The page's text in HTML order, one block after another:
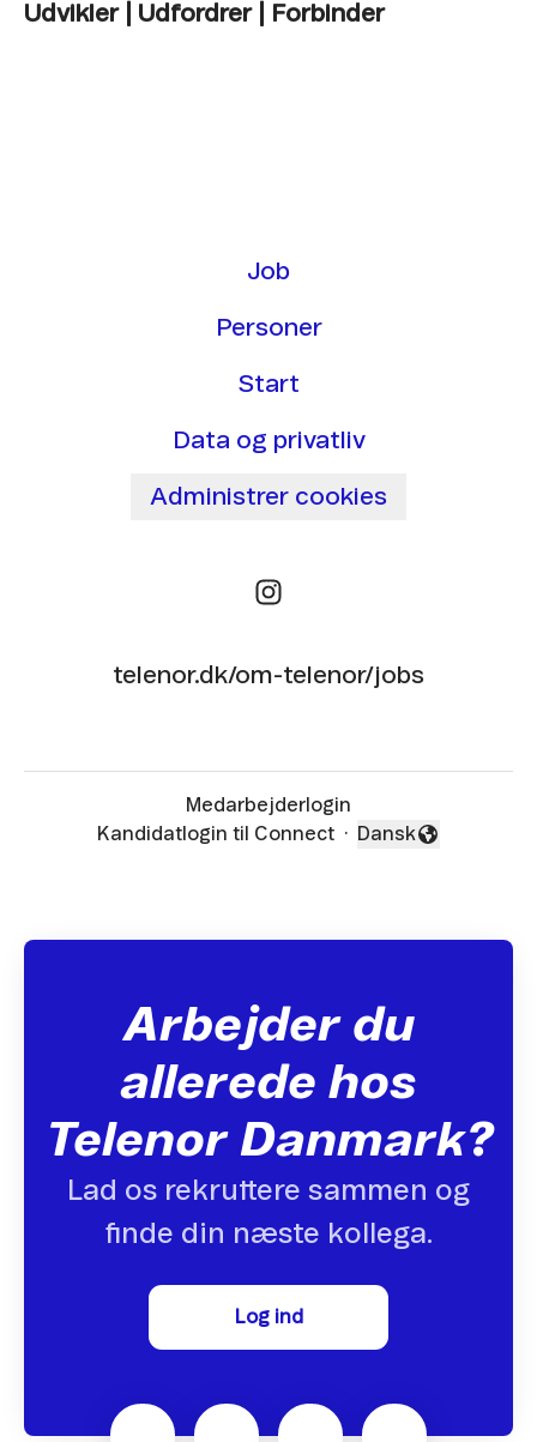
Udvikler | Udfordrer | Forbinder
Job
Personer
Start
Data og privatliv
Administrer cookies
telenor.dk/om-telenor/jobs
Medarbejderlogin
Kandidatlogin til Connect ·
Skift sprog
Dansk
Arbejder du
allerede hos
Telenor Danmark?
Lad os rekruttere sammen og
finde din næste kollega.
Log ind